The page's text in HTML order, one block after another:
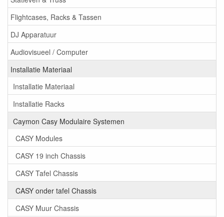
Flightcases, Racks & Tassen
DJ Apparatuur
Audiovisueel / Computer
Installatie Materiaal
Installatie Materiaal
Installatie Racks
Caymon Casy Modulaire Systemen
CASY Modules
CASY 19 inch Chassis
CASY Tafel Chassis
CASY onder tafel Chassis
CASY Muur Chassis